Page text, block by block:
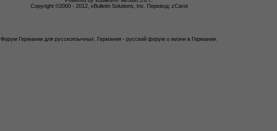
Copyright ©2000 - 2012, vBulletin Solutions, Inc. Перевод: zCarot
Форум Германии для русскоязычных. Германия - русский форум о жизни в Германии.